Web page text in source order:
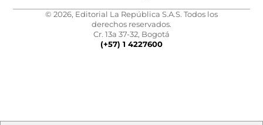
© 2026, Editorial La República S.A.S. Todos los
derechos reservados.
Cr. 13a 37-32, Bogotá
(+57) 1 4227600